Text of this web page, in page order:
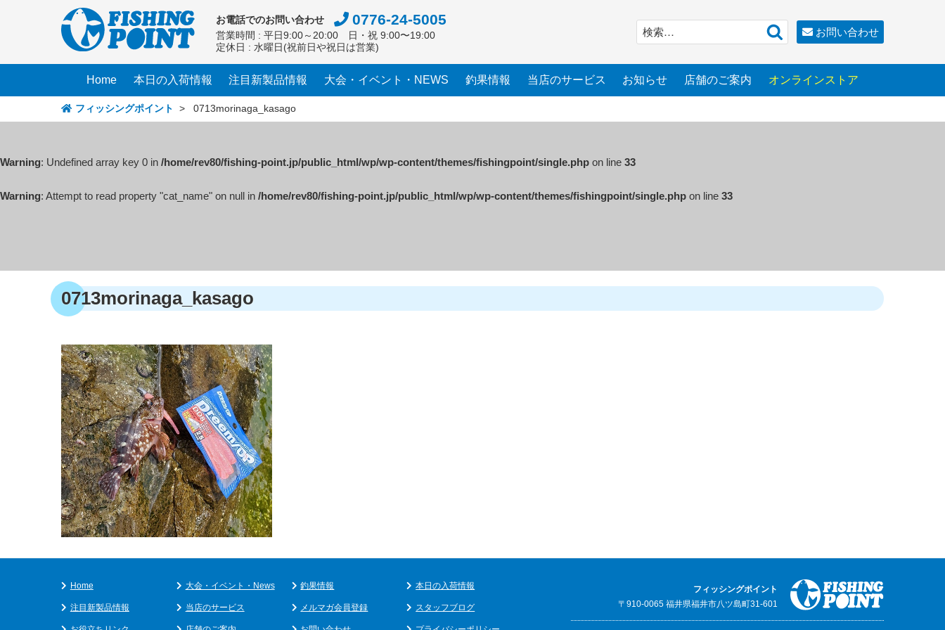
キ
プ
お電話でのお問い合わせ 0776-24-5005
営業時間 : 平日9:00～20:00 日・祝 9:00〜19:00
定休日 : 水曜日(祝前日や祝日は営業)
索:
お問い合わせ
Home 本日の入荷情報 注目新製品情報 大会・イベント・NEWS 釣果情報 当店のサービス お知らせ 店舗のご案内 オンラインストア
フィッシングポイント >0713morinaga_kasago
Warning: Undefined array key 0 in /home/rev80/fishing-point.jp/public_html/wp/wp-content/themes/fishingpoint/single.php on line 33
Warning: Attempt to read property "cat_name" on null in /home/rev80/fishing-point.jp/public_html/wp/wp-content/themes/fishingpoint/single.php on line 33
0713morinaga_kasago
Home 大会・イベント・News 釣果情報 本日の入荷情報
注目新製品情報 当店のサービス メルマガ会員登録 スタッフブログ
フィッシングポイント
〒910-0065 福井県福井市八ツ島町31-601